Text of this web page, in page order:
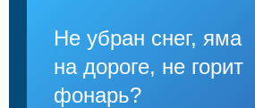
Не убран снег, яма
на дороге, не горит
фонарь?